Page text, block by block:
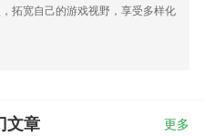
拓宽自己的游戏视野，享受多样化
文章 更多